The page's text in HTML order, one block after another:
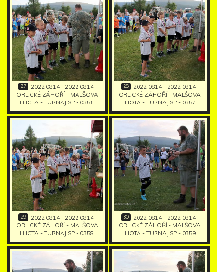
27
2022 0814 - 2022 0814 -
ORLICKÉ ZÁHOŘÍ - MALŠOVA
LHOTA - TURNAJ SP - 0356
28
2022 0814 - 2022 0814 -
ORLICKÉ ZÁHOŘÍ - MALŠOVA
LHOTA - TURNAJ SP - 0357
29
2022 0814 - 2022 0814 -
ORLICKÉ ZÁHOŘÍ - MALŠOVA
LHOTA - TURNAJ SP - 0358
30
2022 0814 - 2022 0814 -
ORLICKÉ ZÁHOŘÍ - MALŠOVA
LHOTA - TURNAJ SP - 0359